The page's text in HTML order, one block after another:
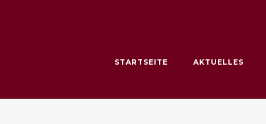
STARTSEITE AKTUELLES